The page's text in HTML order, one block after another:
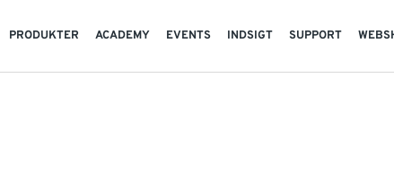
PRODUKTER ACADEMY EVENTS INDSIGT SUPPORT